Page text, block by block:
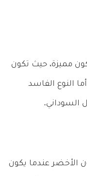
مميزة، حيث تكون
النوع الفاسد
السوداني.
الأخضر عندما يكون